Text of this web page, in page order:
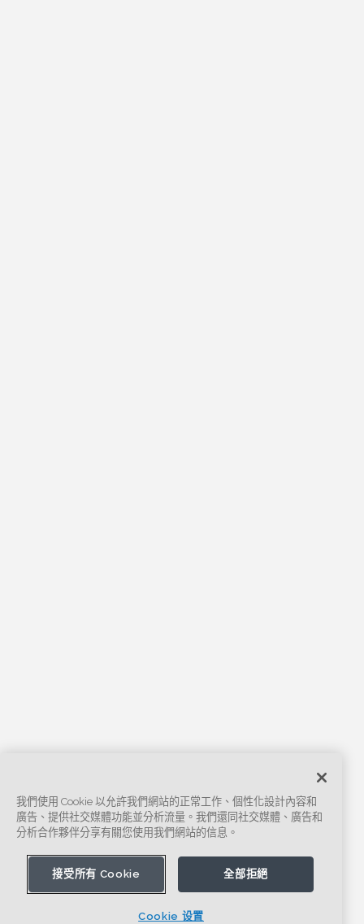
我們使用 Cookie 以允許我們網站的正常工作、個性化設計內容和
廣告、提供社交媒體功能並分析流量。我們還同社交媒體、廣告和
分析合作夥伴分享有關您使用我們網站的信息。
接受所有 Cookie 全部拒絕
Cookie 设置